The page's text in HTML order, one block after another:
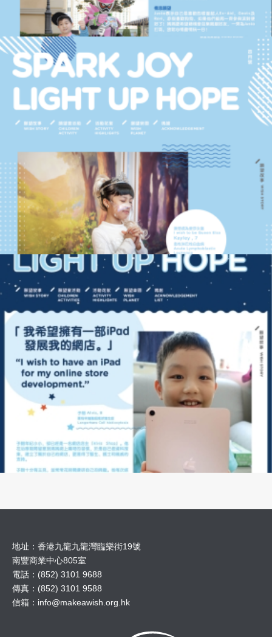
地址：香港九龍九龍灣臨樂街19號
南豐商業中心805室
電話：(852) 3101 9688
傳真：(852) 3101 9588
信箱： info@makeawish.org.hk